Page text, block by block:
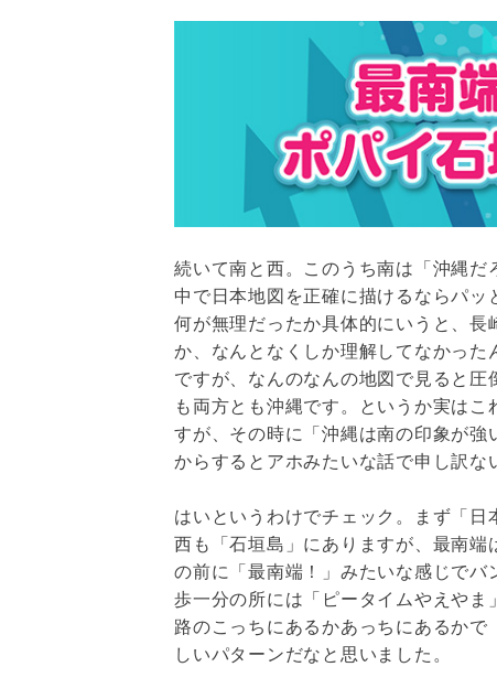
続いて南と西。このうち南は「沖縄
中で日本地図を正確に描けるならパッ
何が無理だったか具体的にいうと、長
か、なんとなくしか理解してなかっ
ですが、なんのなんの地図で見ると
も両方とも沖縄です。というか実は
すが、その時に「沖縄は南の印象が強
からするとアホみたいな話で申し訳な
はいというわけでチェック。まず「
西も「石垣島」にありますが、最南
の前に「最南端！」みたいな感じで
歩一分の所には「ピータイムやえや
路のこっちにあるかあっちにあるか
しいパターンだなと思いました。